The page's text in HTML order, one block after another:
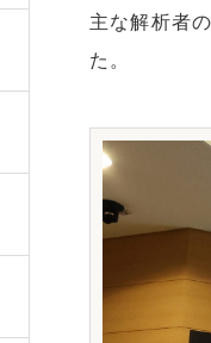
主な解析者
た。